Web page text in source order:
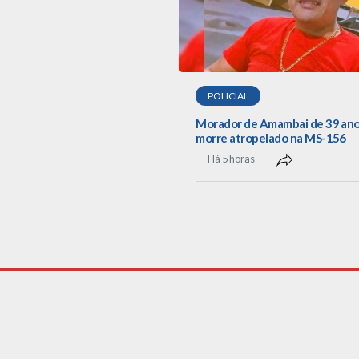
POLICIAL
Morador de Amambai de 39
morre atropelado na MS-156
Há 5 horas